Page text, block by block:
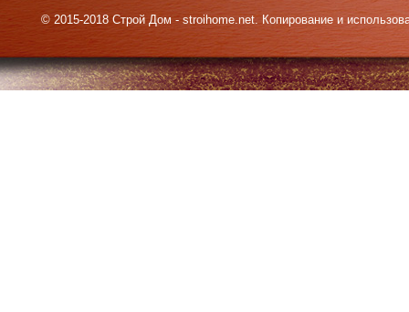
© 2015-2018 Строй Дом - stroihome.net. Копирование и